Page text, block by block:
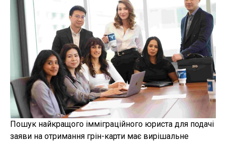
Пошук найкращого імміграційного юриста для подачі
заяви на отримання грін-карти має вирішальне